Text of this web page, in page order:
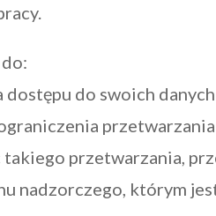
do swoich
przetwarzania,
nadzorczego, którym